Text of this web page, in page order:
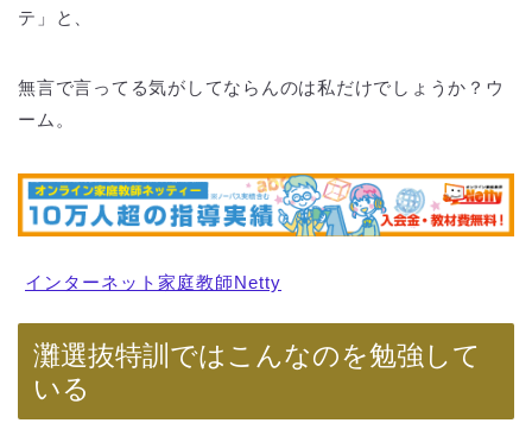
テ」と、
無言で言ってる気がしてならんのは私だけでしょうか？ウ
ーム。
インターネット家庭教師Netty
灘選抜特訓ではこんなのを勉強して
いる